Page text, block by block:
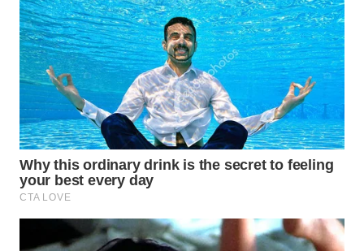
WN
DEPOK
WN
TAPANULI
UTARA
WN
SAMOSIR
PADANG
LAWAS